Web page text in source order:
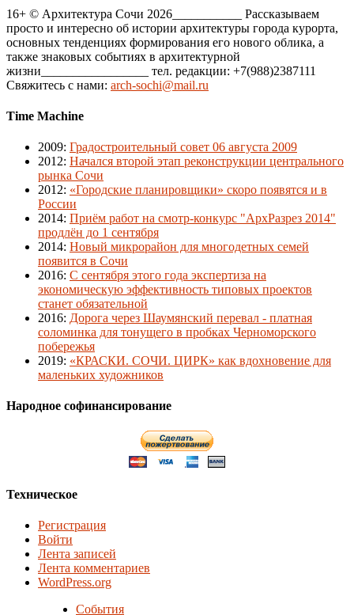
16+ © Архитектура Сочи 2026___________ Рассказываем
просто и интересно об истории архитектуры города курорта,
основных тенденциях формирования его нового облика, а
также знаковых событиях в архитектурной
жизни_________________ тел. редакции: +7(988)2387111
Свяжитесь с нами: arch-sochi@mail.ru
Time Machine
2009: Градостроительный совет 06 августа 2009
2012: Начался второй этап реконструкции центрального
рынка Сочи
2012: «Городские планировщики» скоро появятся и в
России
2014: Приём работ на смотр-конкурс "АрхРазрез 2014"
продлён до 1 сентября
2014: Новый микрорайон для многодетных семей
появится в Сочи
2016: С сентября этого года экспертиза на
экономическую эффективность типовых проектов
станет обязательной
2016: Дорога через Шаумянский перевал - платная
соломинка для тонущего в пробках Черноморского
побережья
2019: «КРАСКИ. СОЧИ. ЦИРК» как вдохновение для
маленьких художников
Народное софинансирование
Техническое
Регистрация
Войти
Лента записей
Лента комментариев
WordPress.org
События